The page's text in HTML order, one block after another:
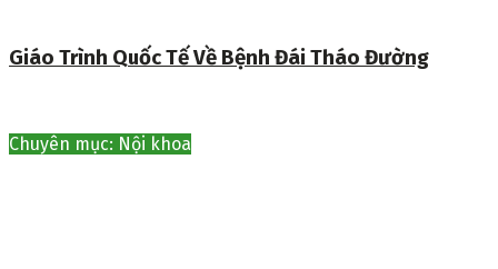
Giáo Trình Quốc Tế Về Bệnh Đái Tháo Đường
Chuyên mục: Nội khoa